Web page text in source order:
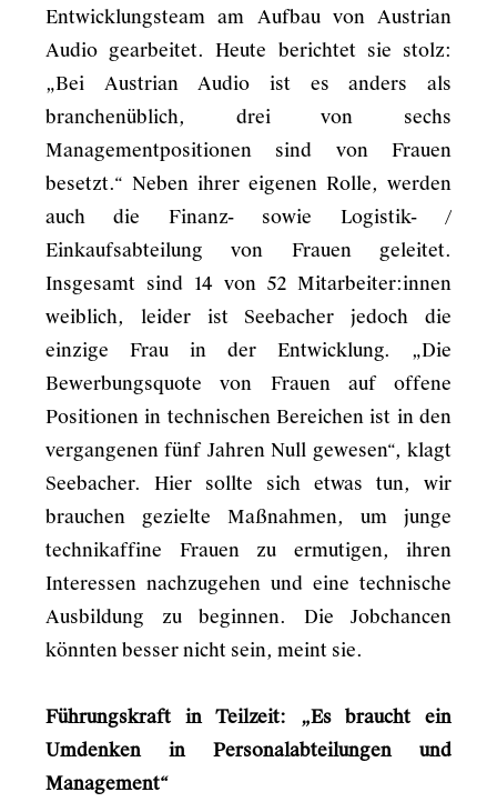
Entwicklungsteam am Aufbau von Austrian
Audio gearbeitet. Heute berichtet sie stolz:
„Bei Austrian Audio ist es anders als
branchenüblich, drei von sechs
Managementpositionen sind von Frauen
besetzt.“ Neben ihrer eigenen Rolle, werden
auch die Finanz- sowie Logistik- /
Einkaufsabteilung von Frauen geleitet.
Insgesamt sind 14 von 52 Mitarbeiter:innen
weiblich, leider ist Seebacher jedoch die
einzige Frau in der Entwicklung. „Die
Bewerbungsquote von Frauen auf offene
Positionen in technischen Bereichen ist in den
vergangenen fünf Jahren Null gewesen“, klagt
Seebacher. Hier sollte sich etwas tun, wir
brauchen gezielte Maßnahmen, um junge
technikaffine Frauen zu ermutigen, ihren
Interessen nachzugehen und eine technische
Ausbildung zu beginnen. Die Jobchancen
könnten besser nicht sein, meint sie.
Führungskraft in Teilzeit: „Es braucht ein
Umdenken in Personalabteilungen und
Management“